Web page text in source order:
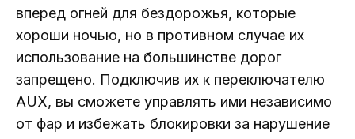
вперед огней для бездорожья, которые
хороши ночью, но в противном случае их
использование на большинстве дорог
запрещено. Подключив их к переключателю
AUX, вы сможете управлять ими независимо
от фар и избежать блокировки за нарушение